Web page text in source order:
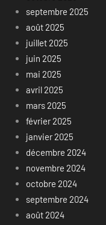
septembre 2025
août 2025
juillet 2025
juin 2025
mai 2025
avril 2025
mars 2025
février 2025
janvier 2025
décembre 2024
novembre 2024
octobre 2024
septembre 2024
août 2024